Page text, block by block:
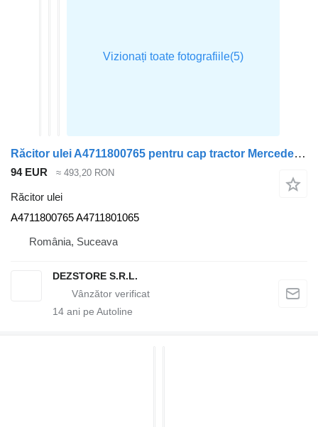
Răcitor ulei A4711800765 pentru cap tractor Mercedes-Benz ACTROS MP4
94 EUR ≈ 493,20 RON
Răcitor ulei
A4711800765 A4711801065
România, Suceava
DEZSTORE S.R.L.
14 ani pe Autoline